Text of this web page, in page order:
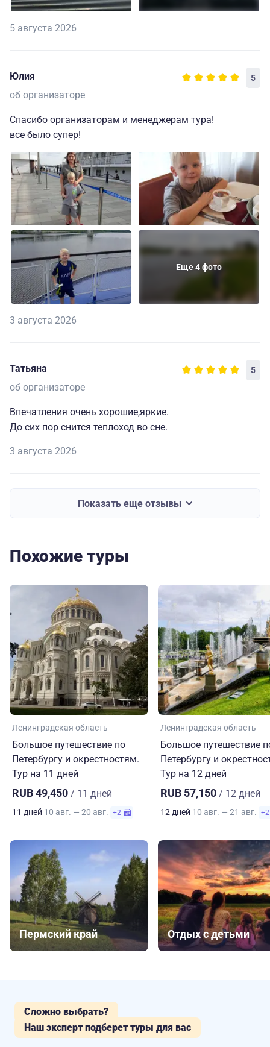
5 августа 2026
Юлия 5
об организаторе
Спасибо организаторам и менеджерам тура!
все было супер!
Еще 4 фото
3 августа 2026
Татьяна 5
об организаторе
Впечатления очень хорошие,яркие.
До сих пор снится теплоход во сне.
3 августа 2026
Показать еще отзывы
Похожие туры
Ленинградская область
Большое путешествие по
Петербургу и окрестностям.
Тур на 11 дней
RUB 49,450 / 11 дней
11 дней 10 авг. — 20 авг. +2
Ленинградская область
Большое путешествие
Петербургу и
Тур на 12 дней
RUB 57,150 / 12 дней
12 дней 10 авг. — 21 авг. +2
Пермский край Отдых с детьми
Сложно выбрать?
Наш эксперт подберет туры для вас